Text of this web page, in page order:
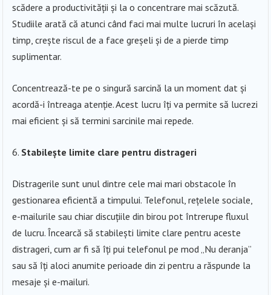
scădere a productivității și la o concentrare mai scăzută.
Studiile arată că atunci când faci mai multe lucruri în același
timp, crește riscul de a face greșeli și de a pierde timp
suplimentar.
Concentrează-te pe o singură sarcină la un moment dat și
acordă-i întreaga atenție. Acest lucru îți va permite să lucrezi
mai eficient și să termini sarcinile mai repede.
Stabilește limite clare pentru distrageri
Distragerile sunt unul dintre cele mai mari obstacole în
gestionarea eficientă a timpului. Telefonul, rețelele sociale,
e-mailurile sau chiar discuțiile din birou pot întrerupe fluxul
de lucru. Încearcă să stabilești limite clare pentru aceste
distrageri, cum ar fi să îți pui telefonul pe mod „Nu deranja”
sau să îți aloci anumite perioade din zi pentru a răspunde la
mesaje și e-mailuri.